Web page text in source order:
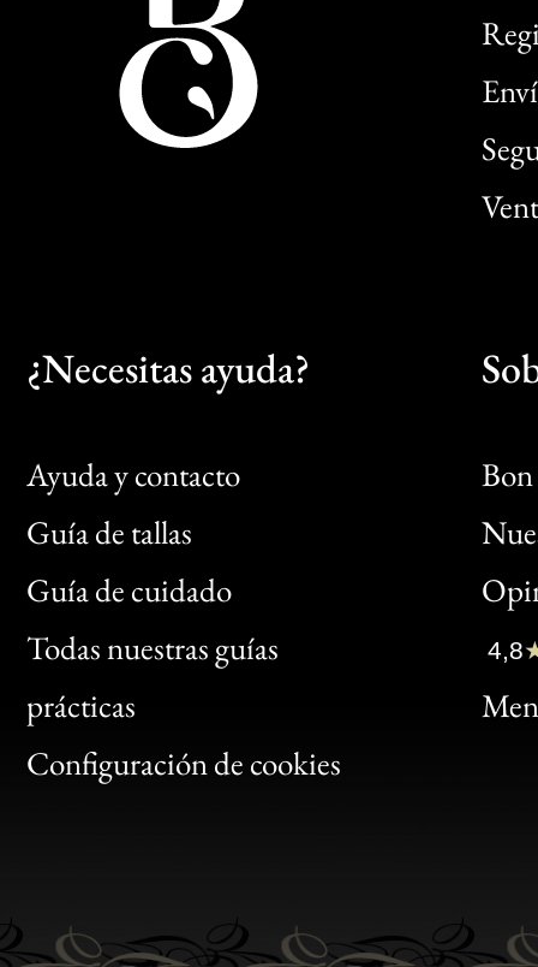
¿Necesitas ayuda?
Ayuda y contacto
Guía de tallas
Guía de cuidado
Todas nuestras guías
prácticas
Configuración de cookies
Bon
Clic
Bon
4,8